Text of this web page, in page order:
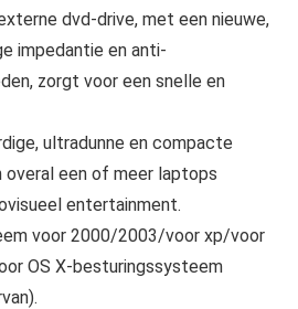
dvd-drive, met een nieuwe,
impedantie en anti-
zorgt voor een snelle en
ultradunne en compacte
een of meer laptops
entertainment.
voor 2000/2003/voor xp/voor
OS X-besturingssysteem